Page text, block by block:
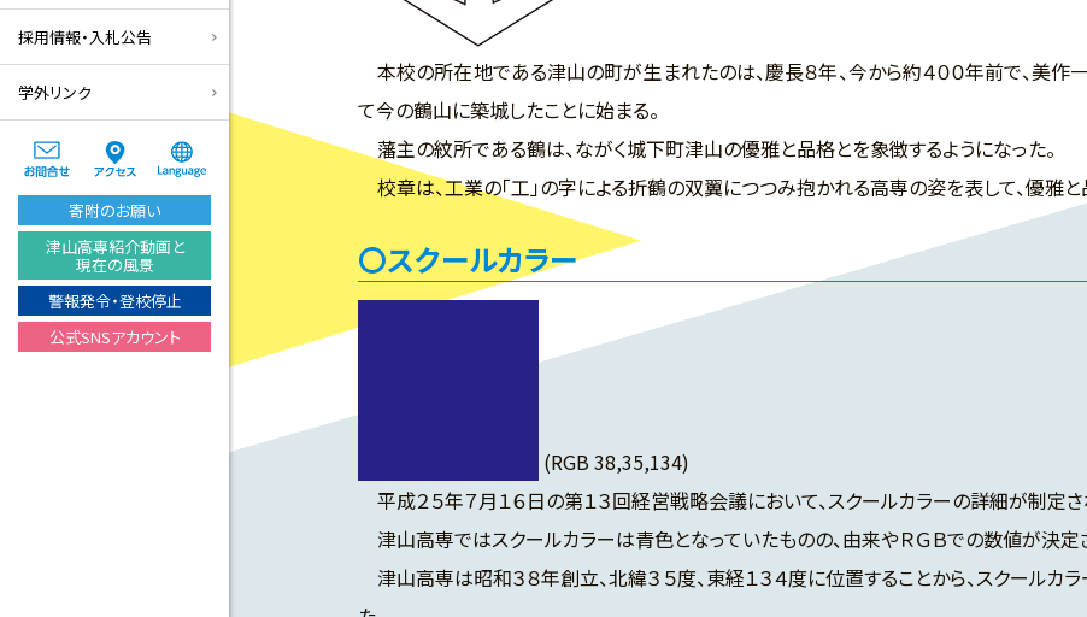
採用情報・入札公告
学外リンク
寄附のお願い
津山高専紹介動画と
現在の風景
警報発令・登校停止
公式SNSアカウント
本校の所在地である津山の町が生まれたのは、慶長８年、今から約４００年前で、美
て今の鶴山に築城したことに始まる。
藩主の紋所である鶴は、ながく城下町津山の優雅と品格とを象徴するようになった。
校章は、工業の「工」の字による折鶴の双翼につつみ抱かれる高専の姿を表して、優雅
スクールカラー
(RGB 38,35,134)
平成２５年７月１６日の第１３回経営戦略会議において、スクールカラーの詳細が制定さ
津山高専ではスクールカラーは青色となっていたものの、由来やＲＧＢでの数値が決定
津山高専は昭和３８年創立、北緯３５度、東経１３４度に位置することから、スクールカラ